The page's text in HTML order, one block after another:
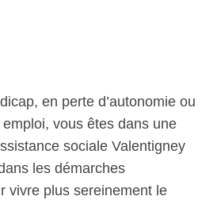
en perte d’autonomie ou
emploi, vous êtes dans une
sociale Valentigney
les démarches
vivre plus sereinement le